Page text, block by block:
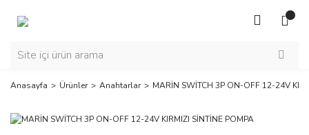
Anasayfa Ürünler Anahtarlar MARİN SWİTCH 3P ON-OFF 12-24V